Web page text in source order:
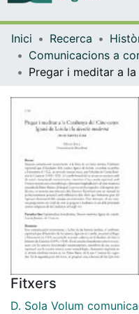
Inici Recerca
Fitxers
D. Sola Volum